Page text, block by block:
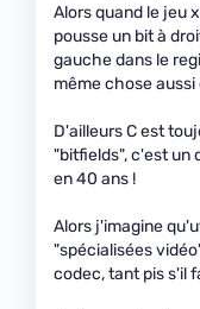
Alors quand le jeu
pousse un bit à
gauche dans le
même chose
D'ailleurs C est
"bitfields", c'est un
en 40 ans !
Alors j'imagine
"spécialisées
codec, tant pis s'il